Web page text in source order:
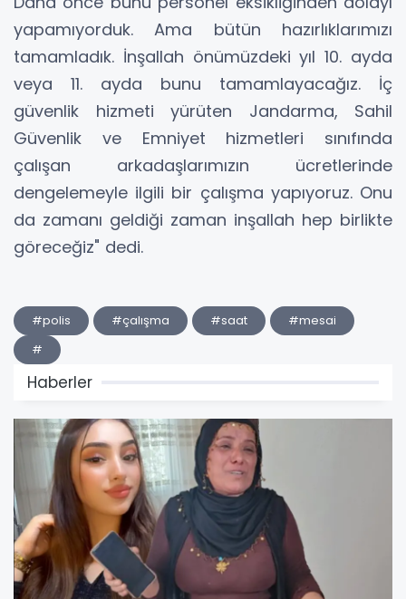
yapamıyorduk. Ama bütün hazırlıklarımızı
tamamladık. İnşallah önümüzdeki yıl 10. ayda
veya 11. ayda bunu tamamlayacağız. İç
güvenlik hizmeti yürüten Jandarma, Sahil
Güvenlik ve Emniyet hizmetleri sınıfında
çalışan arkadaşlarımızın ücretlerinde
dengelemeyle ilgili bir çalışma yapıyoruz. Onu
da zamanı geldiği zaman inşallah hep birlikte
göreceğiz" dedi.
#polis #çalışma #saat
#mesai
#
Haberler